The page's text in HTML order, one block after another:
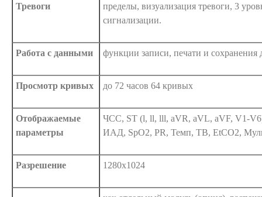
Тревоги
пределы, визуализация тревоги, 3
сигнализации.
Работа с данными функции записи, печати и сохранения
Просмотр кривых до 72 часов 64 кривых
Отображаемые
параметры
ЧСС, ST (l, ll, lll, aVR, aVL, aVF, V1-
ИАД, SpO2, PR, Темп, TB, EtCO2,
Разрешение 1280х1024